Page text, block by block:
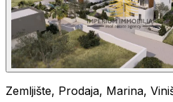
Zemljište, Prodaja, Marina,